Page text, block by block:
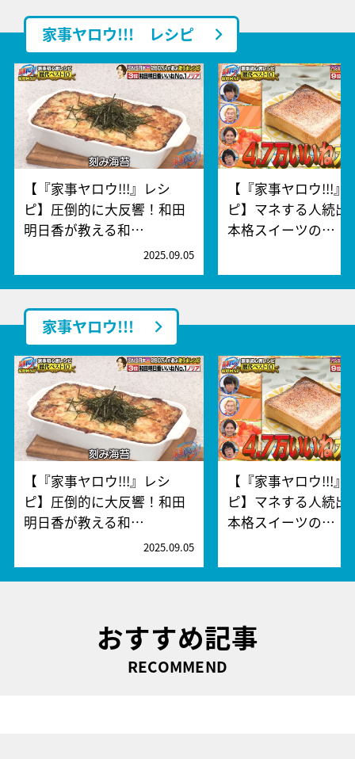
家事ヤロウ!!! レシピ
【『家事ヤロウ!!!』レシ
ピ】圧倒的に大反響！和田
明日香が教える和…
2025.09.05
【『家事ヤロウ!!!』
ピ】マネする人続出
本格スイーツの…
家事ヤロウ!!!
【『家事ヤロウ!!!』レシ
ピ】圧倒的に大反響！和田
明日香が教える和…
2025.09.05
【『家事ヤロウ!!!』
ピ】マネする人続出
本格スイーツの…
おすすめ記事
RECOMMEND